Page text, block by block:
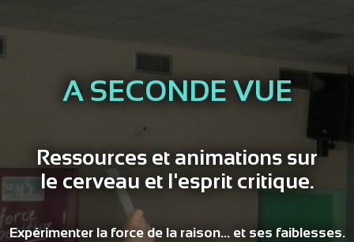
A SECONDE VUE
Ressources et animations sur
le cerveau et l'esprit critique.
Expérimenter la force de la raison... et ses faiblesses.